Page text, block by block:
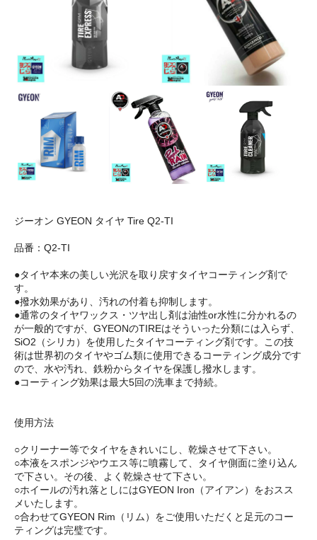
ジーオン GYEON タイヤ Tire Q2-TI
品番：Q2-TI
●タイヤ本来の美しい光沢を取り戻すタイヤコーティング剤で
す。
●撥水効果があり、汚れの付着も抑制します。
●通常のタイヤワックス・ツヤ出し剤は油性or水性に分かれるの
が一般的ですが、GYEONのTIREはそういった分類には入らず、
SiO2（シリカ）を使用したタイヤコーティング剤です。この技
術は世界初のタイヤやゴム類に使用できるコーティング成分です
ので、水や汚れ、鉄粉からタイヤを保護し撥水します。
●コーティング効果は最大5回の洗車まで持続。
使用方法
○クリーナー等でタイヤをきれいにし、乾燥させて下さい。
○本液をスポンジやウエス等に噴霧して、タイヤ側面に塗り込ん
で下さい。その後、よく乾燥させて下さい。
○ホイールの汚れ落としにはGYEON Iron（アイアン）をおスス
メいたします。
○合わせてGYEON Rim（リム）をご使用いただくと足元のコー
ティングは完璧です。